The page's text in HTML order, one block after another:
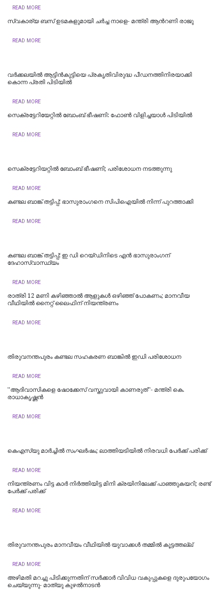
READ MORE
സ്വകാര്യ ബസ് ഉടമകളുമായി ചർച്ച നാളെ- മന്ത്രി ആന്‍റണി രാജു
READ MORE
വർക്കലയിൽ ആട്ടിൻകുട്ടിയെ പ്രകൃതിവിരുദ്ധ പീഡനത്തിനിരയാക്കി
കൊന്ന പ്രതി പിടിയിൽ
READ MORE
സെക്രട്ടേറിയേറ്റിൽ ബോംബ് ഭീഷണി: ഫോൺ വിളിച്ചയാൾ പിടിയിൽ
READ MORE
സെക്രട്ടേറിയറ്റിൽ ബോംബ് ഭീഷണി; പരിശോധന നടത്തുന്നു
READ MORE
കണ്ടല ബാങ്ക് തട്ടിപ്പ്: ഭാസുരാംഗനെ സിപിഐയില്‍ നിന്ന് പുറത്താക്കി
READ MORE
കണ്ടല ബാങ്ക് തട്ടിപ്പ്: ഇ ഡി റെയ്‌ഡിനിടെ എൻ ഭാസുരാംഗന്
ദേഹാസ്വാസ്ഥ്യം
READ MORE
രാത്രി 12 മണി കഴിഞ്ഞാൽ ആളുകൾ ഒഴിഞ്ഞ് പോകണം; മാനവീയ
വീഥിയിൽ നൈറ്റ് ലൈഫിന് നിയന്ത്രണം
READ MORE
തിരുവനന്തപുരം കണ്ടല സഹകരണ ബാങ്കിൽ ഇഡി പരിശോധന
READ MORE
''ആദിവാസികളെ ഷോക്കേസ് വസ്തുവായി കാണരുത്''- മന്ത്രി കെ.
രാധാകൃഷ്ണൻ
READ MORE
കെഎസ്‌യു മാർച്ചിൽ സംഘർഷം; ലാത്തിയടിയിൽ നിരവധി പേർക്ക് പരിക്ക്
READ MORE
നിയന്ത്രണം വിട്ട കാർ നിർത്തിയിട്ട മിനി ക്രയിനിലേക്ക് പാഞ്ഞുകയറി; രണ്ട്
പേര്‍ക്ക് പരിക്ക്
READ MORE
തിരുവനന്തപുരം മാനവീയം വീഥിയിൽ യുവാക്കൾ തമ്മിൽ കൂട്ടത്തല്ല്
READ MORE
അഴിമതി മറച്ചു പിടിക്കുന്നതിന് സര്‍ക്കാര്‍ വിവിധ വകുപ്പുകളെ ദുരുപയോഗം
ചെയ്യുന്നു- മാത്യു കുഴല്‍നാടന്‍